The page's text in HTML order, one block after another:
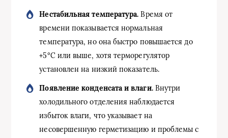
Нестабильная температура. Время от
времени показывается нормальная
температура, но она быстро повышается до
+5°C или выше, хотя терморегулятор
установлен на низкий показатель.
Появление конденсата и влаги.Внутри
холодильного отделения наблюдается
избыток влаги, что указывает на
несовершенную герметизацию и проблемы с